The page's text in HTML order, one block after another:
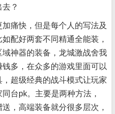
？
痛快，但是每个人的写法及
配好两套不同精通全能装，
神器的装备，龙城激战舍我
多，在众多的游戏里面可以
超级经典的战斗模式让玩家
台pk。主要是两种方法，
，高端装备就分很多层次，